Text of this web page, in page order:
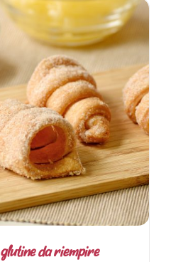
/ DETTAGLI
da riempire